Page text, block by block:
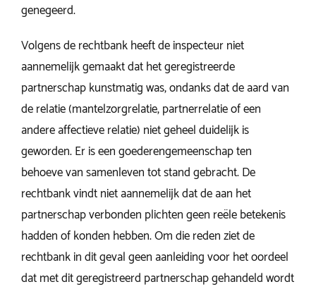
genegeerd.
Volgens de rechtbank heeft de inspecteur niet
aannemelijk gemaakt dat het geregistreerde
partnerschap kunstmatig was, ondanks dat de aard van
de relatie (mantelzorgrelatie, partnerrelatie of een
andere affectieve relatie) niet geheel duidelijk is
geworden. Er is een goederengemeenschap ten
behoeve van samenleven tot stand gebracht. De
rechtbank vindt niet aannemelijk dat de aan het
partnerschap verbonden plichten geen reële betekenis
hadden of konden hebben. Om die reden ziet de
rechtbank in dit geval geen aanleiding voor het oordeel
dat met dit geregistreerd partnerschap gehandeld wordt